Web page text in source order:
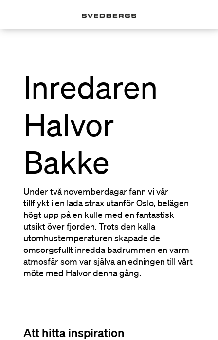
Inredaren
Halvor
Bakke
Under två novemberdagar fann vi vår
tillflykt i en lada strax utanför Oslo, belägen
högt upp på en kulle med en fantastisk
utsikt över fjorden. Trots den kalla
utomhustemperaturen skapade de
omsorgsfullt inredda badrummen en varm
atmosfär som var själva anledningen till vårt
möte med Halvor denna gång.
Att hitta inspiration